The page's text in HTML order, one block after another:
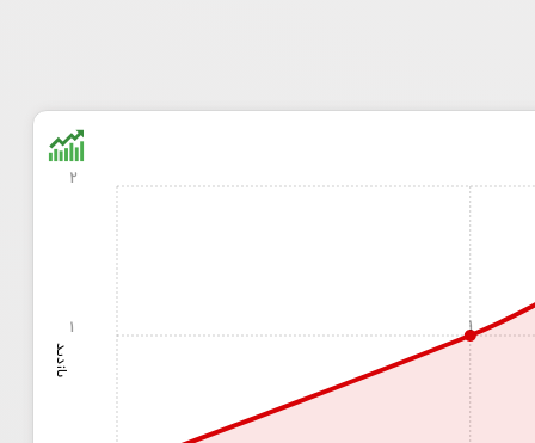
بازدید
1
1
2